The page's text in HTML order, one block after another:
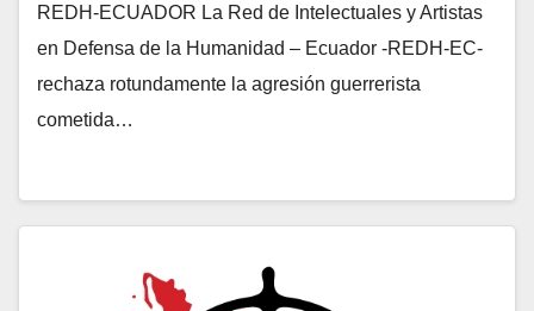
REDH-ECUADOR La Red de Intelectuales y Artistas
en Defensa de la Humanidad – Ecuador -REDH-EC-
rechaza rotundamente la agresión guerrerista
cometida…